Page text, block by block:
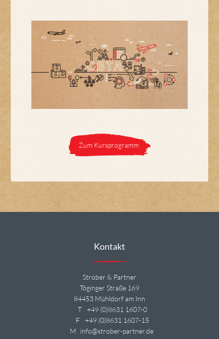
Zum Kursprogramm
Kontakt
Strober & Partner
Töginger Straße 169
84453 Mühldorf am Inn
T
+49 (0)8631 1607-0
F
+49 (0)8631 1607-15
M info@strober-partner.de